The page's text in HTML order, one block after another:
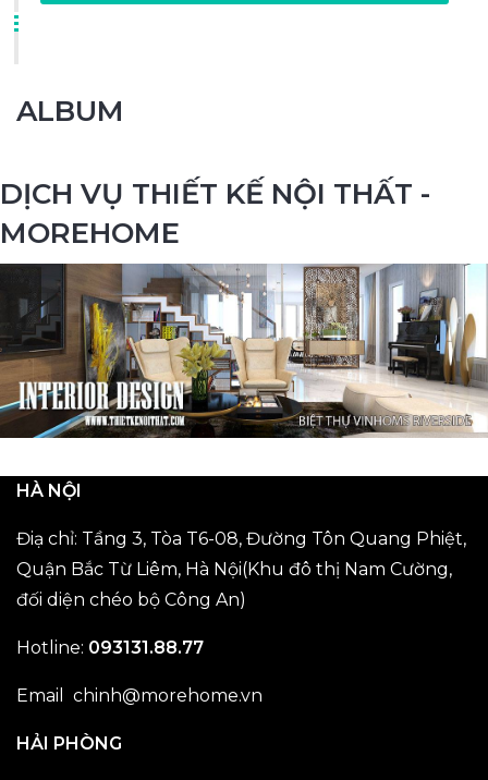
ALBUM
DỊCH VỤ THIẾT KẾ NỘI THẤT -
MOREHOME
HÀ NỘI
Điạ chỉ: Tầng 3, Tòa T6-08, Đường Tôn Quang Phiệt,
Quận Bắc Từ Liêm, Hà Nội(Khu đô thị Nam Cường,
đối diện chéo bộ Công An)
Hotline: 093131.88.77
Email chinh@morehome.vn
HẢI PHÒNG